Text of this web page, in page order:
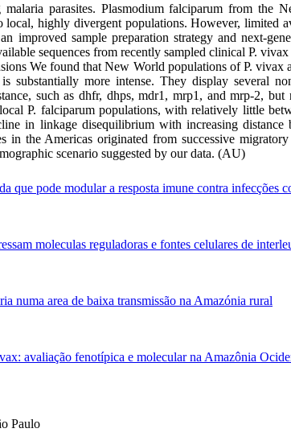
parasites. Plasmodium falciparum from the
highly divergent populations. However, limited
improved sample preparation strategy and next-
sequences from recently sampled clinical P.
We found that New World populations of P. vivax
more intense. They display several
such as dhfr, dhps, mdr1, mrp1, and mrp-2,
P. falciparum populations, with relatively little
in linkage disequilibrium with increasing
the Americas originated from successive
scenario suggested by our data. (AU)
que pode modular a resposta imune contra infecções
moleculas reguladoras e fontes celulares de
numa area de baixa transmissão na Amazónia rural
avaliação fenotípica e molecular na Amazônia
Paulo